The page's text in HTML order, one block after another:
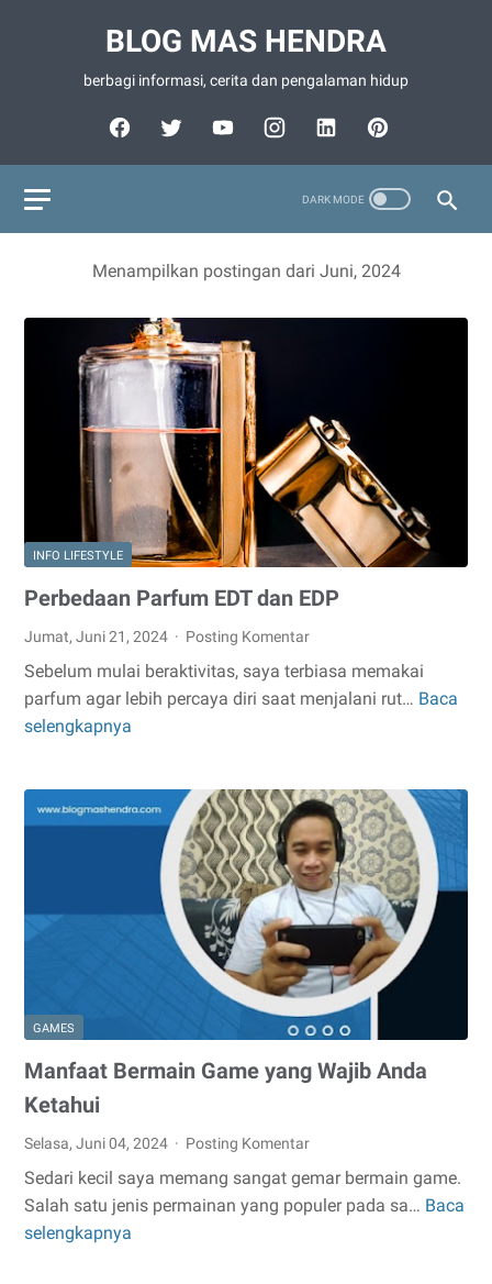
BLOG MAS HENDRA
berbagi informasi, cerita dan pengalaman hidup
Menampilkan postingan dari Juni, 2024
INFO LIFESTYLE
Perbedaan Parfum EDT dan EDP
Jumat, Juni 21, 2024 Posting Komentar
Sebelum mulai beraktivitas, saya terbiasa memakai
parfum agar lebih percaya diri saat menjalani rut… Baca
selengkapnya
Perbedaan
dan
EDP
GAMES
Manfaat Bermain Game yang Wajib Anda
Ketahui
Selasa, Juni 04, 2024 Posting Komentar
Sedari kecil saya memang sangat gemar bermain game.
Salah satu jenis permainan yang populer pada sa… Baca
selengkapnya
Manfaat